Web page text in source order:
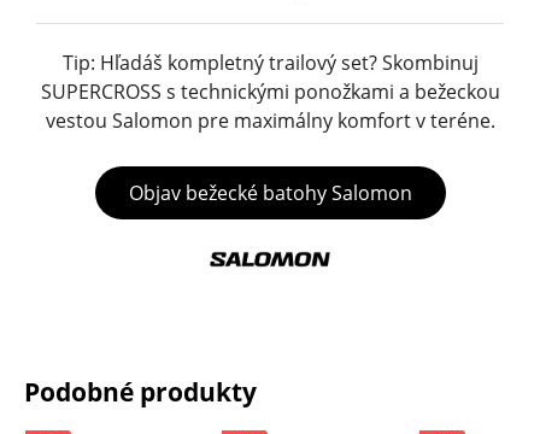
Tip: Hľadáš kompletný trailový set? Skombinuj
SUPERCROSS s technickými ponožkami a bežeckou
vestou Salomon pre maximálny komfort v teréne.
Objav bežecké batohy Salomon
Podobné produkty